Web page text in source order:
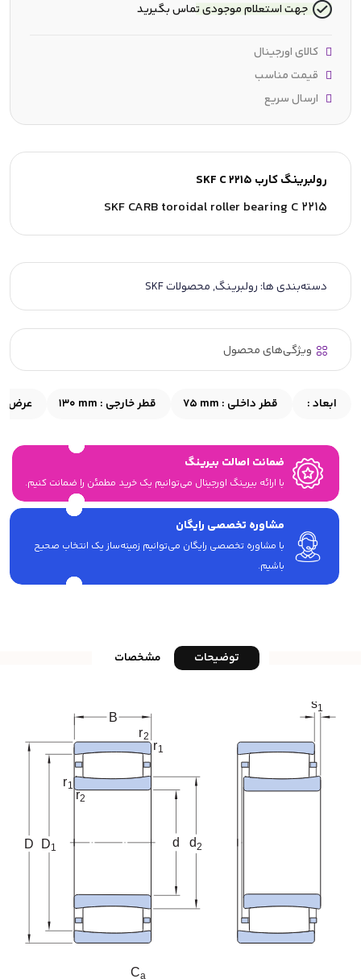
رولبرینگ کارب SKF C 2215
SKF CARB toroidal roller bearing C 2215
دسته‌بندی ها: رولبرینگ,محصولات SKF
ویژگی‌های محصول
ابعاد : قطر داخلی : 75 mm قطر خارجی : 130 mm عرض :
ضمانت اصالت بیرینگ
با ارائه بیرینگ اورجینال می‎‌توانیم یک خرید مطمئن را ضمانت کنیم.
مشاوره تخصصی رایگان
با مشاوره تخصصی رایگان می‌توانیم زمینه‌ساز یک انتخاب صحیح
باشیم.
جهت استعلام موجودی تماس بگیرید
کالای اورجینال
قیمت مناسب
ارسال سریع
توضیحات مشخصات